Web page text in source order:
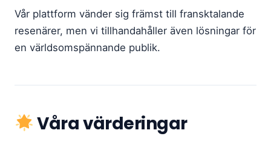
Vår plattform vänder sig främst till fransktalande
resenärer, men vi tillhandahåller även lösningar för
en världsomspännande publik.
Våra värderingar